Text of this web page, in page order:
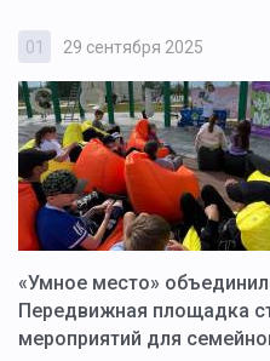
01 29 сентября 2025
«Умное место»
Передвижная площадка
мероприятий для